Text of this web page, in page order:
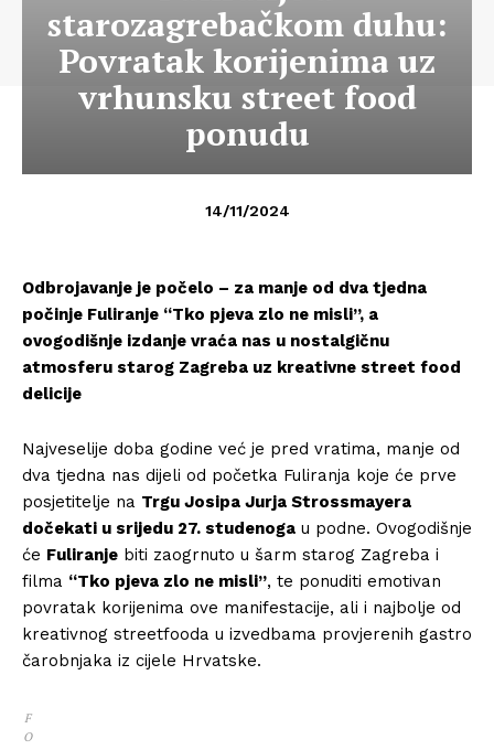
starozagrebačkom duhu:
Povratak korijenima uz
vrhunsku street food
ponudu
14/11/2024
Odbrojavanje je počelo – za manje od dva tjedna
počinje Fuliranje “Tko pjeva zlo ne misli”, a
ovogodišnje izdanje vraća nas u nostalgičnu
atmosferu starog Zagreba uz kreativne street food
delicije
Najveselije doba godine već je pred vratima, manje od
dva tjedna nas dijeli od početka Fuliranja koje će prve
posjetitelje na Trgu Josipa Jurja Strossmayera
dočekati u srijedu 27. studenoga u podne. Ovogodišnje
će Fuliranje biti zaogrnuto u šarm starog Zagreba i
filma “Tko pjeva zlo ne misli”, te ponuditi emotivan
povratak korijenima ove manifestacije, ali i najbolje od
kreativnog streetfooda u izvedbama provjerenih gastro
čarobnjaka iz cijele Hrvatske.
F
O